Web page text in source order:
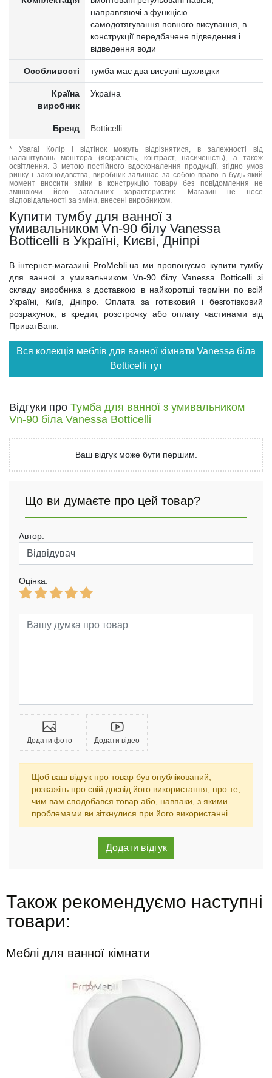
направляючі з функцією
самодотягування повного висування, в
конструкції передбачене підведення і
відведення води
Особливості тумба має два висувні шухлядки
Країна
виробник
Україна
Бренд Botticelli
* Увага! Колір і відтінок можуть відрізнятися, в залежності від
налаштувань монітора (яскравість, контраст, насиченість), а також
освітлення. З метою постійного вдосконалення продукції, згідно умов
ринку і законодавства, виробник залишає за собою право в будь-який
момент вносити зміни в конструкцію товару без повідомлення не
змінюючи його загальних характеристик. Магазин не несе
відповідальності за зміни, внесені виробником.
Купити тумбу для ванної з
умивальником Vn-90 білу Vanessa
Botticelli в Україні, Києві, Дніпрі
В інтернет-магазині ProMebli.ua ми пропонуємо купити тумбу
для ванної з умивальником Vn-90 білу Vanessa Botticelli зі
складу виробника з доставкою в найкоротші терміни по всій
Україні, Київ, Дніпро. Оплата за готівковий і безготівковий
розрахунок, в кредит, розстрочку або оплату частинами від
ПриватБанк.
Вся колекція меблів для ванної кімнати Vanessa біла
Botticelli тут
Відгуки про Тумба для ванної з умивальником
Vn-90 біла Vanessa Botticelli
Ваш відгук може бути першим.
Що ви думаєте про цей товар?
Автор:
Оцінка:
Додати фото Додати відео
Щоб ваш відгук про товар був опублікований,
розкажіть про свій досвід його використання, про те,
чим вам сподобався товар або, навпаки, з якими
проблемами ви зіткнулися при його використанні.
Також рекомендуємо наступні
товари:
Меблі для ванної кімнати